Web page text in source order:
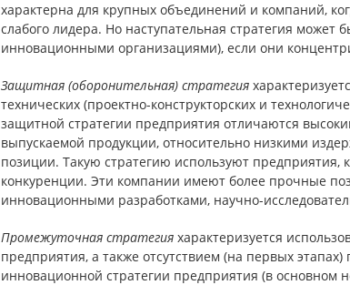
характерна для крупных объединений и компаний,
слабого лидера. Но наступательная стратегия
инновационными организациями), если они
Защитная (оборонительная) стратегия
технических (проектно-конструкторских и
защитной стратегии предприятия отличаются
выпускаемой продукции, относительно низкими
позиции. Такую стратегию используют
конкуренции. Эти компании имеют более прочные
инновационными разработками, научно-
Промежуточная стратегия характеризуется
предприятия, а также отсутствием (на первых
инновационной стратегии предприятия (в основном